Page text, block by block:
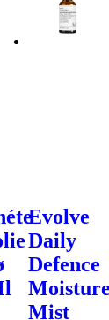
Evolve
Daily
Defence
Mist